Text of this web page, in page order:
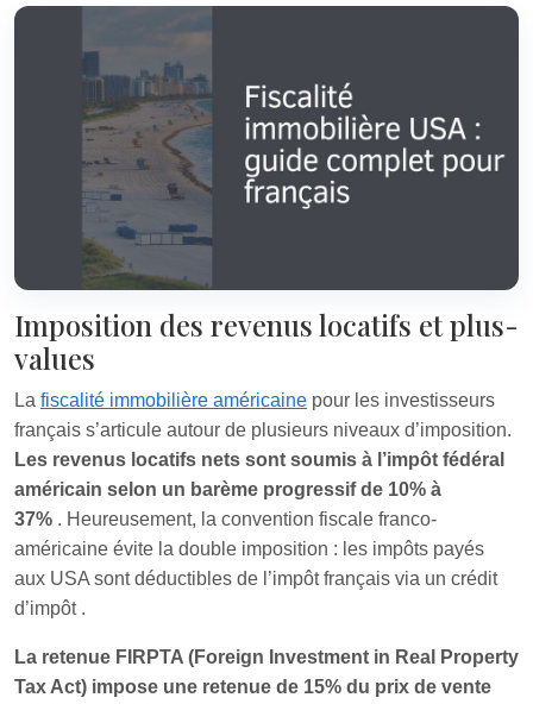
Imposition des revenus locatifs et plus-
values
La fiscalité immobilière américaine pour les investisseurs
français s’articule autour de plusieurs niveaux d’imposition.
Les revenus locatifs nets sont soumis à l’impôt fédéral
américain selon un barème progressif de 10% à
37% . Heureusement, la convention fiscale franco-
américaine évite la double imposition : les impôts payés
aux USA sont déductibles de l’impôt français via un crédit
d’impôt .
La retenue FIRPTA (Foreign Investment in Real Property
Tax Act) impose une retenue de 15% du prix de vente